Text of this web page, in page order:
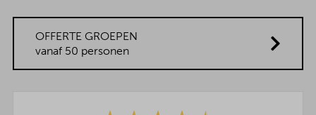
OFFERTE GROEPEN
vanaf 50 personen